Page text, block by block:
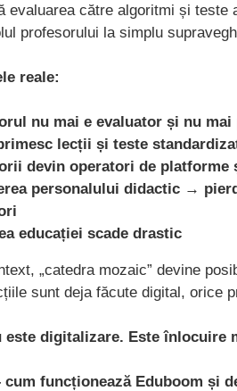
evaluarea către algoritmi și teste
profesorului la simplu
reale:
nu mai e evaluator și nu mai
lecții și teste
devin operatori de
personalului didactic →
educației scade drastic
„catedra mozaic” devine
sunt deja făcute digital, orice
este digitalizare. Este înlocuire
cum funcționează Eduboom și